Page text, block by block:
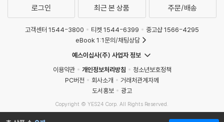
로그인 최근 본 상품 주문/배송
고객센터 1544-3800 티켓 1544-6399
중고샵 1566-4295
eBook 1:1문의/채팅상담
예스이십사(주) 사업자 정보
이용약관
개인정보처리방침
청소년보호정책
PC버전
회사소개
거래처관계자께
도서홍보
광고
Copyright © YES24 Corp. All Rights Reserved.
MATOM8